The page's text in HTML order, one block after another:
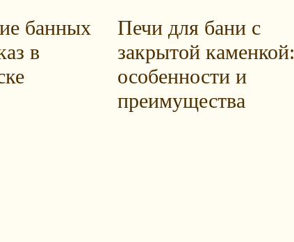
банных
в
Печи для бани с
закрытой каменкой:
особенности и
преимущества